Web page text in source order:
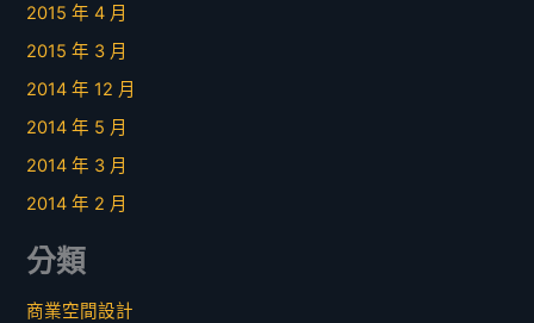
2015 年 4 月
2015 年 3 月
2014 年 12 月
2014 年 5 月
2014 年 3 月
2014 年 2 月
分類
商業空間設計